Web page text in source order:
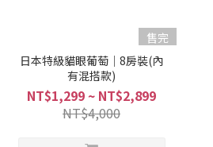
售完
日本特級貓眼葡萄｜8房裝(內
有混搭款)
NT$1,299 ~ NT$2,899
NT$4,000